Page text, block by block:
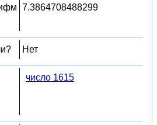
7.3864708488299
Нет
число 1615